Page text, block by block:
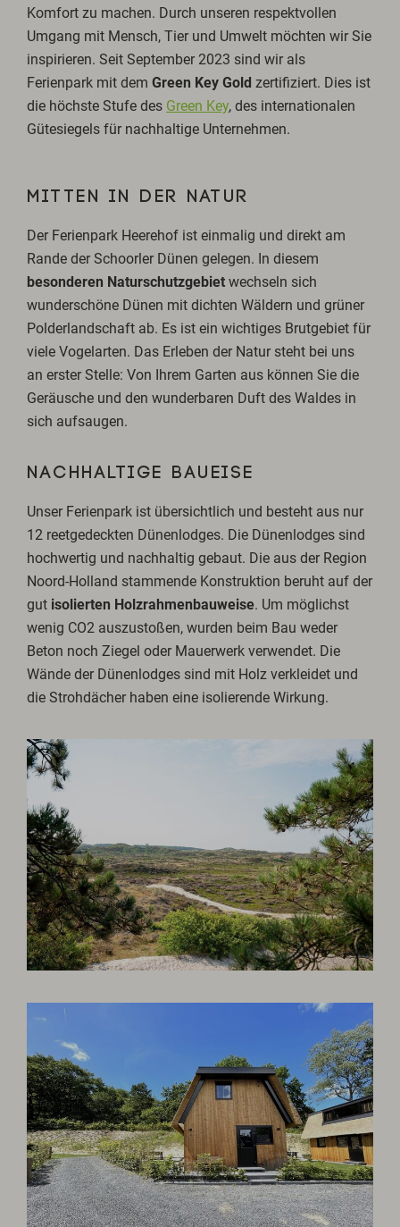
Komfort zu machen. Durch unseren respektvollen
Umgang mit Mensch, Tier und Umwelt möchten wir Sie
inspirieren. Seit September 2023 sind wir als
Ferienpark mit demGreen Key Gold zertifiziert. Dies ist
die höchste Stufe des Green Key, des internationalen
Gütesiegels für nachhaltige Unternehmen.
MITTEN IN DER NATUR
Der Ferienpark Heerehof ist einmalig und direkt am
Rande der Schoorler Dünen gelegen. In diesem
besonderen Naturschutzgebiet wechseln sich
wunderschöne Dünen mit dichten Wäldern und grüner
Polderlandschaft ab. Es ist ein wichtiges Brutgebiet für
viele Vogelarten. Das Erleben der Natur steht bei uns
an erster Stelle: Von Ihrem Garten aus können Sie die
Geräusche und den wunderbaren Duft des Waldes in
sich aufsaugen.
NACHHALTIGE BAUEISE
Unser Ferienpark ist übersichtlich und besteht aus nur
12 reetgedeckten Dünenlodges. Die Dünenlodges sind
hochwertig und nachhaltig gebaut. Die aus der Region
Noord-Holland stammende Konstruktion beruht auf der
gut isolierten Holzrahmenbauweise. Um möglichst
wenig CO2 auszustoßen, wurden beim Bau weder
Beton noch Ziegel oder Mauerwerk verwendet. Die
Wände der Dünenlodges sind mit Holz verkleidet und
die Strohdächer haben eine isolierende Wirkung.